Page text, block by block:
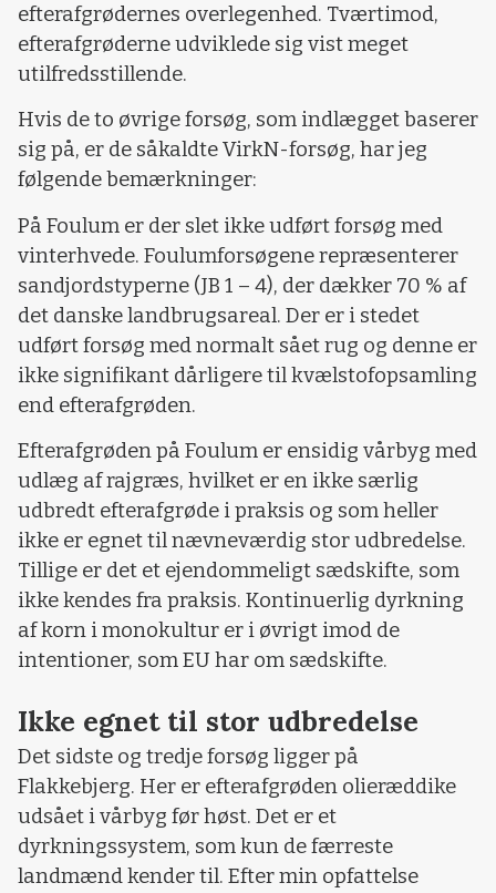
efterafgrødernes overlegenhed. Tværtimod,
efterafgrøderne udviklede sig vist meget
utilfredsstillende.
Hvis de to øvrige forsøg, som indlægget baserer
sig på, er de såkaldte VirkN-forsøg, har jeg
følgende bemærkninger:
På Foulum er der slet ikke udført forsøg med
vinterhvede. Foulumforsøgene repræsenterer
sandjordstyperne (JB 1 – 4), der dækker 70 % af
det danske landbrugsareal. Der er i stedet
udført forsøg med normalt sået rug og denne er
ikke signifikant dårligere til kvælstofopsamling
end efterafgrøden.
Efterafgrøden på Foulum er ensidig vårbyg med
udlæg af rajgræs, hvilket er en ikke særlig
udbredt efterafgrøde i praksis og som heller
ikke er egnet til nævneværdig stor udbredelse.
Tillige er det et ejendommeligt sædskifte, som
ikke kendes fra praksis. Kontinuerlig dyrkning
af korn i monokultur er i øvrigt imod de
intentioner, som EU har om sædskifte.
Ikke egnet til stor udbredelse
Det sidste og tredje forsøg ligger på
Flakkebjerg. Her er efterafgrøden olieræddike
udsået i vårbyg før høst. Det er et
dyrkningssystem, som kun de færreste
landmænd kender til. Efter min opfattelse